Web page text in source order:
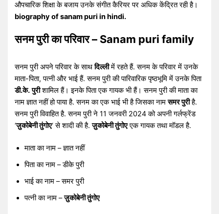
औपचारिक शिक्षा के बजाय उनके संगीत कैरियर पर अधिक केंद्रित रही है।
biography of sanam puri in hindi.
सनम पुरी का परिवार – Sanam puri family
सनम पुरी अपने परिवार के साथदिल्लीमें रहते हैं. सनम के परिवार में उनके
माता-पिता, पत्नी और भाई हैं. सनम पुरी की पारिवारिक पृष्ठभूमि में उनके पिता
डी.के. पुरीशामिल हैं। इनके पिता एक गायक भी हैं। सनम पुरी की माता का
नाम ज्ञात नहीं हो पाया है. सनम का एक भाई भी है जिसका नामसमर पुरीहै.
सनम पुरी विवाहित है. सनम पुरी ने 11 जनवरी 2024 को अपनी गर्लफ्रेंड
‘ज़ुकोबेनी तुंगोए‘ से शादी की है.ज़ुकोबेनी तुंगोएएक गायक तथा मॉडल है.
माता का नाम – ज्ञात नहीं
पिता का नाम – डीके पुरी
भाई का नाम – समर पुरी
पत्नी का नाम –ज़ुकोबेनी तुंगोए